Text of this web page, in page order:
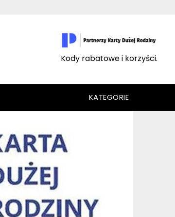
Kody rabatowe i korzyści.
KATEGORIE